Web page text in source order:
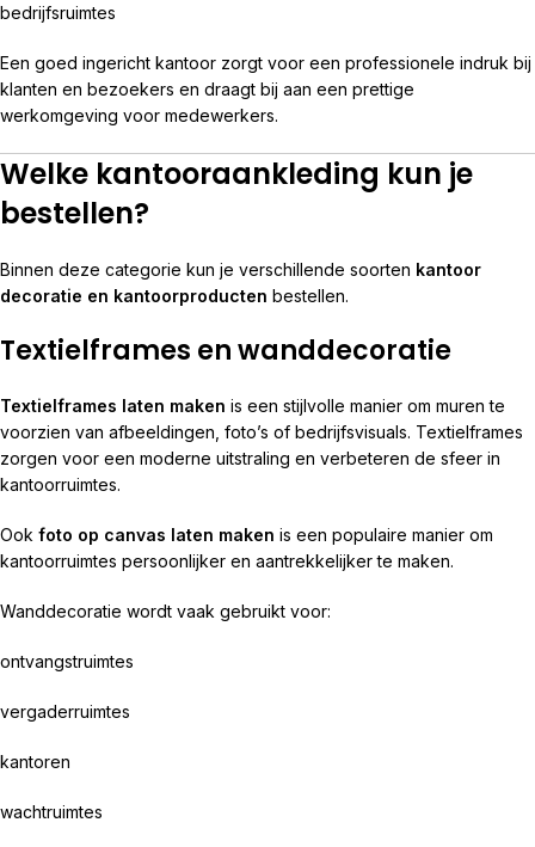
bedrijfsruimtes
Een goed ingericht kantoor zorgt voor een professionele indruk bij
klanten en bezoekers en draagt bij aan een prettige
werkomgeving voor medewerkers.
Welke kantooraankleding kun je
bestellen?
Binnen deze categorie kun je verschillende soorten kantoor
decoratie en kantoorproducten bestellen.
Textielframes en wanddecoratie
Textielframes laten maken is een stijlvolle manier om muren te
voorzien van afbeeldingen, foto’s of bedrijfsvisuals. Textielframes
zorgen voor een moderne uitstraling en verbeteren de sfeer in
kantoorruimtes.
Ook foto op canvas laten maken is een populaire manier om
kantoorruimtes persoonlijker en aantrekkelijker te maken.
Wanddecoratie wordt vaak gebruikt voor:
ontvangstruimtes
vergaderruimtes
kantoren
wachtruimtes